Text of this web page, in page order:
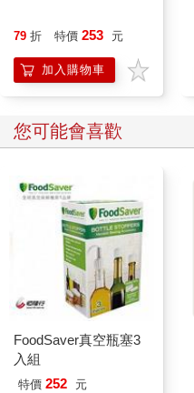
79 折 特價 253 元
加入購物車
您可能會喜歡
FoodSaver真空瓶塞3
入組
特價 252 元